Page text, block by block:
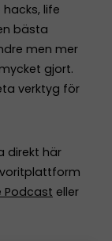
life
bästa
men mer
gjort.
verktyg för
direkt här
Podcast eller